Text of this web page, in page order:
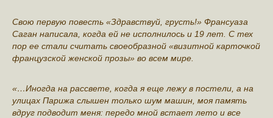
Свою первую повесть «Здравствуй, грусть!» Франсуаза
Саган написала, когда ей не исполнилось и 19 лет. С тех
пор ее стали считать своеобразной «визитной карточкой
французской женской прозы» во всем мире.
«…Иногда на рассвете, когда я еще лежу в постели, а на
улицах Парижа слышен только шум машин, моя память
вдруг подводит меня: передо мной встает лето и все